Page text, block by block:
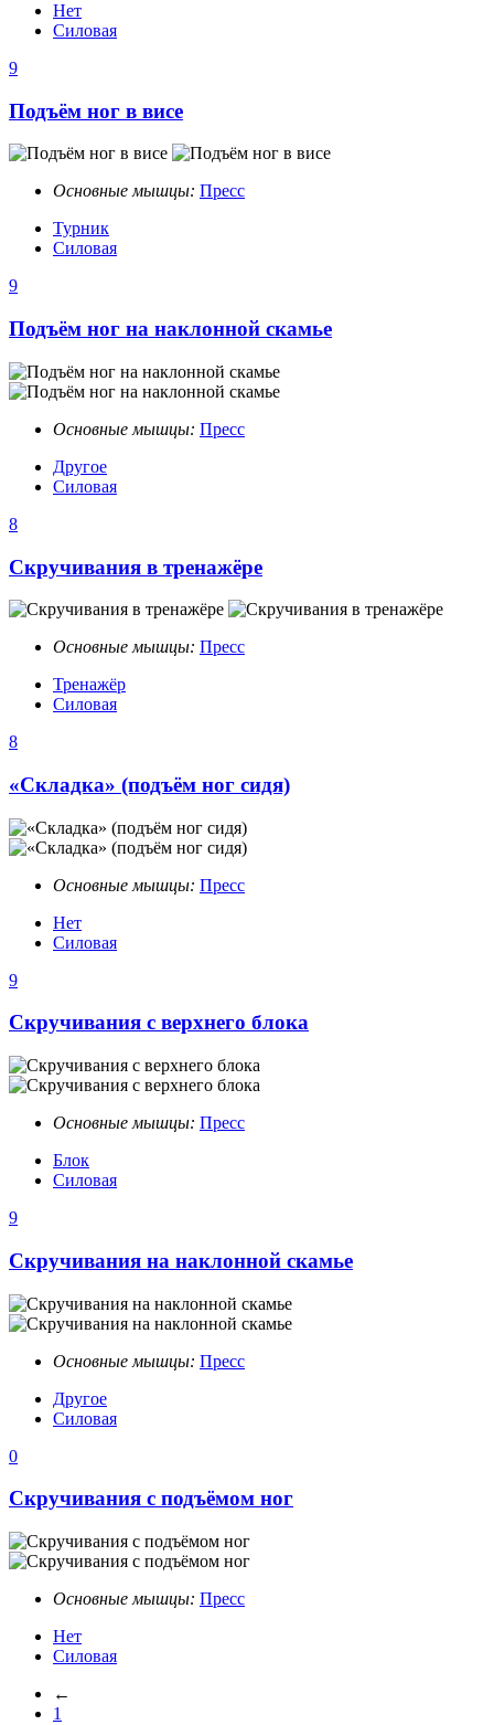
Нет
Силовая
9
Подъём ног в висе
Основные мышцы: Пресс
Турник
Силовая
9
Подъём ног на наклонной скамье
Основные мышцы: Пресс
Другое
Силовая
8
Скручивания в тренажёре
Основные мышцы: Пресс
Тренажёр
Силовая
8
«Складка» (подъём ног сидя)
Основные мышцы: Пресс
Нет
Силовая
9
Скручивания с верхнего блока
Основные мышцы: Пресс
Блок
Силовая
9
Скручивания на наклонной скамье
Основные мышцы: Пресс
Другое
Силовая
0
Скручивания с подъёмом ног
Основные мышцы: Пресс
Нет
Силовая
←
1